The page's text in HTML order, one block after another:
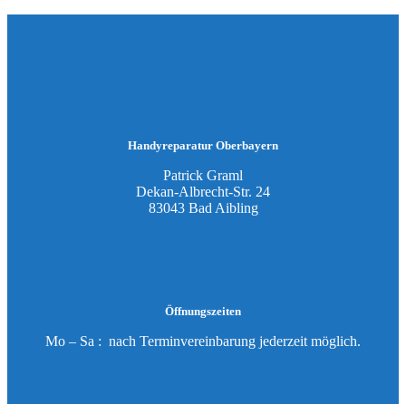
Handyreparatur Oberbayern
Patrick Graml
Dekan-Albrecht-Str. 24
83043 Bad Aibling
Öffnungszeiten
Mo – Sa : nach Terminvereinbarung jederzeit möglich.